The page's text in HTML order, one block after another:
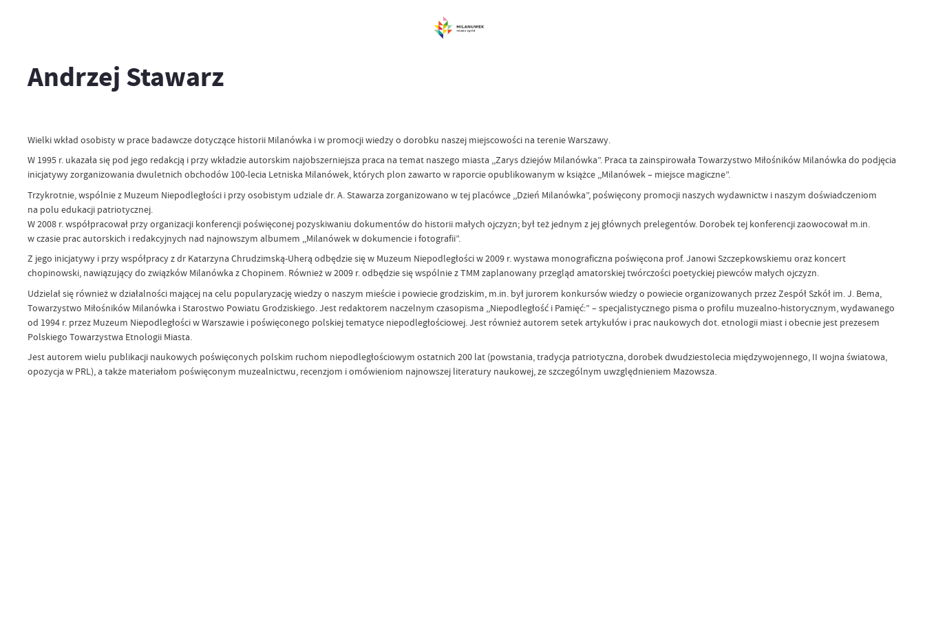
Andrzej Stawarz
Wielki wkład osobisty w prace badawcze dotyczące historii Milanówka i w promocji wiedzy o dorobku naszej miejscowości na terenie Warszawy.
W 1995 r. ukazała się pod jego redakcją i przy wkładzie autorskim najobszerniejsza praca na temat naszego miasta ,,Zarys dziejów Milanówka”. Praca ta zainspirowała Towarzystwo Miłośników Milanówka do podjęcia
inicjatywy zorganizowania dwuletnich obchodów 100-lecia Letniska Milanówek, których plon zawarto w raporcie opublikowanym w książce ,,Milanówek – miejsce magiczne”.
Trzykrotnie, wspólnie z Muzeum Niepodległości i przy osobistym udziale dr. A. Stawarza zorganizowano w tej placówce ,,Dzień Milanówka”, poświęcony promocji naszych wydawnictw i naszym doświadczeniom
na polu edukacji patriotycznej.
W 2008 r. współpracował przy organizacji konferencji poświęconej pozyskiwaniu dokumentów do historii małych ojczyzn; był też jednym z jej głównych prelegentów. Dorobek tej konferencji zaowocował m.in.
w czasie prac autorskich i redakcyjnych nad najnowszym albumem ,,Milanówek w dokumencie i fotografii”.
Z jego inicjatywy i przy współpracy z dr Katarzyna Chrudzimską-Uherą odbędzie się w Muzeum Niepodległości w 2009 r. wystawa monograficzna poświęcona prof. Janowi Szczepkowskiemu oraz koncert
chopinowski, nawiązujący do związków Milanówka z Chopinem. Również w 2009 r. odbędzie się wspólnie z TMM zaplanowany przegląd amatorskiej twórczości poetyckiej piewców małych ojczyzn.
Udzielał się również w działalności mającej na celu popularyzację wiedzy o naszym mieście i powiecie grodziskim, m.in. był jurorem konkursów wiedzy o powiecie organizowanych przez Zespół Szkół im. J. Bema,
Towarzystwo Miłośników Milanówka i Starostwo Powiatu Grodziskiego. Jest redaktorem naczelnym czasopisma ,,Niepodległość i Pamięć:” – specjalistycznego pisma o profilu muzealno-historycznym, wydawanego
od 1994 r. przez Muzeum Niepodległości w Warszawie i poświęconego polskiej tematyce niepodległościowej. Jest również autorem setek artykułów i prac naukowych dot. etnologii miast i obecnie jest prezesem
Polskiego Towarzystwa Etnologii Miasta.
Jest autorem wielu publikacji naukowych poświęconych polskim ruchom niepodległościowym ostatnich 200 lat (powstania, tradycja patriotyczna, dorobek dwudziestolecia międzywojennego, II wojna światowa,
opozycja w PRL), a także materiałom poświęconym muzealnictwu, recenzjom i omówieniom najnowszej literatury naukowej, ze szczególnym uwzględnieniem Mazowsza.